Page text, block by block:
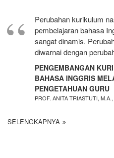
Perubahan kurikulum
pembelajaran bahasa
sangat dinamis.
diwarnai dengan
PENGEMBANGAN
BAHASA INGGRIS
PENGETAHUAN GURU
PROF. ANITA TRIASTUTI,
SELENGKAPNYA